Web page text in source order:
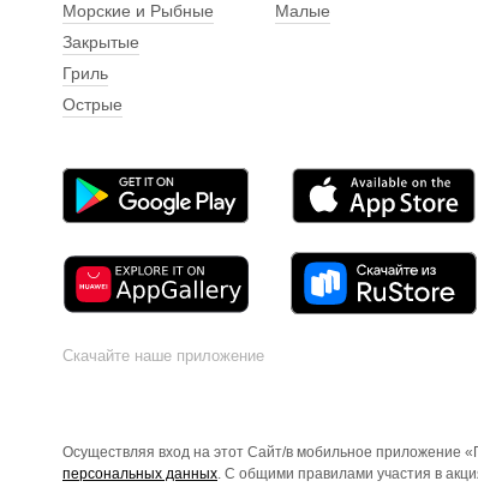
Морские и Рыбные
Закрытые
Гриль
Острые
Малые
Скачайте наше приложение
Осуществляя вход на этот Сайт/в мобильное приложение
персональных данных . С общими правилами участия в